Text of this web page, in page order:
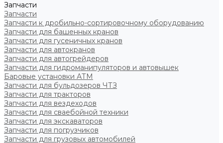
Запчасти
Запчасти
Запчасти к дробильно-сортировочному оборудованию
Запчасти для башенных кранов
Запчасти для гусеничных кранов
Запчасти для автокранов
Запчасти для автогрейдеров
Запчасти для гидроманипуляторов и автовышек
Баровые установки АТМ
Запчасти для бульдозеров ЧТЗ
Запчасти для тракторов
Запчасти для вездеходов
Запчасти для сваебойной техники
Запчасти для экскаваторов
Запчасти для погрузчиков
Запчасти для грузовых автомобилей